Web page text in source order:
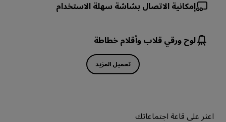
إمكانية الاتصال بشاشة سهلة الاستخدام
لوح ورقي قلاب وأقلام خطاطة
تحميل المزيد
اعثر على قاعة اجتماعاتك